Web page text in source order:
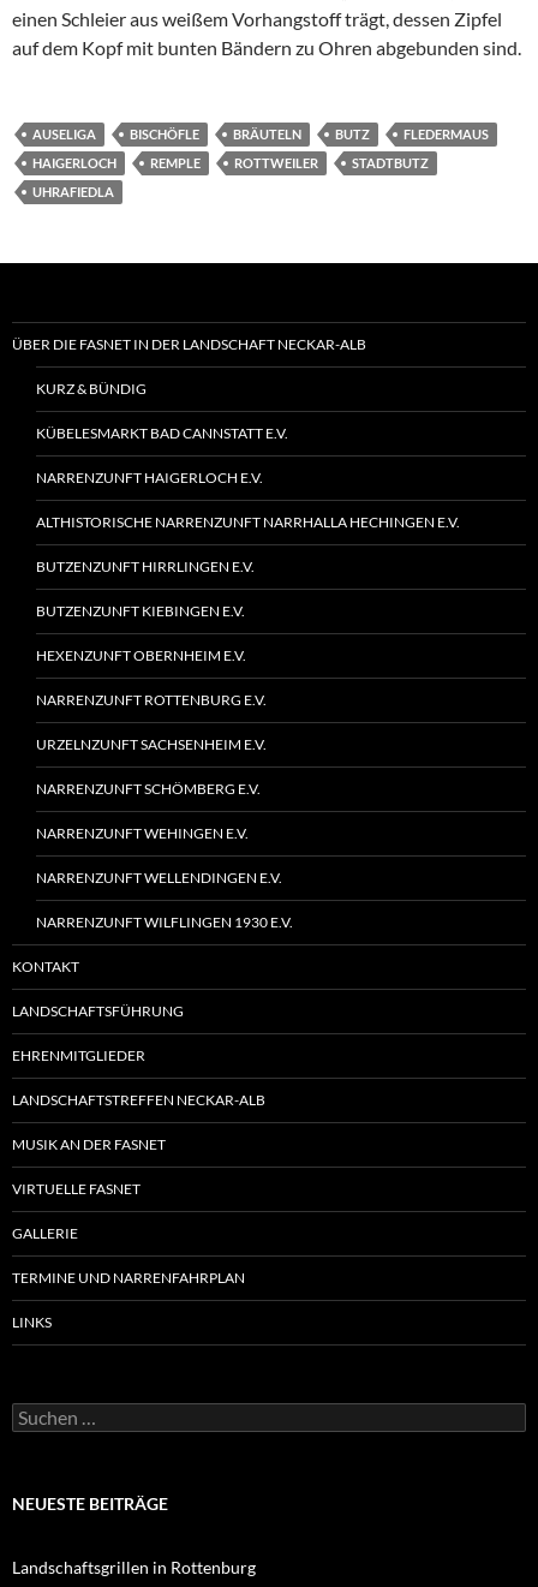
einen Schleier aus weißem Vorhangstoff trägt, dessen Zipfel
auf dem Kopf mit bunten Bändern zu Ohren abgebunden sind.
AUSELIGA BISCHÖFLE BRÄUTELN BUTZ
FLEDERMAUS
HAIGERLOCH
REMPLE ROTTWEILER
STADTBUTZ
UHRAFIEDLA
ÜBER DIE FASNET IN DER LANDSCHAFT NECKAR-ALB
KURZ & BÜNDIG
KÜBELESMARKT BAD CANNSTATT E.V.
NARRENZUNFT HAIGERLOCH E.V.
ALTHISTORISCHE NARRENZUNFT NARRHALLA HECHINGEN E.V.
BUTZENZUNFT HIRRLINGEN E.V.
BUTZENZUNFT KIEBINGEN E.V.
HEXENZUNFT OBERNHEIM E.V.
NARRENZUNFT ROTTENBURG E.V.
URZELNZUNFT SACHSENHEIM E.V.
NARRENZUNFT SCHÖMBERG E.V.
NARRENZUNFT WEHINGEN E.V.
NARRENZUNFT WELLENDINGEN E.V.
NARRENZUNFT WILFLINGEN 1930 E.V.
KONTAKT
LANDSCHAFTSFÜHRUNG
EHRENMITGLIEDER
LANDSCHAFTSTREFFEN NECKAR-ALB
MUSIK AN DER FASNET
VIRTUELLE FASNET
GALLERIE
TERMINE UND NARRENFAHRPLAN
LINKS
Suchen
nach:
NEUESTE BEITRÄGE
Landschaftsgrillen in Rottenburg